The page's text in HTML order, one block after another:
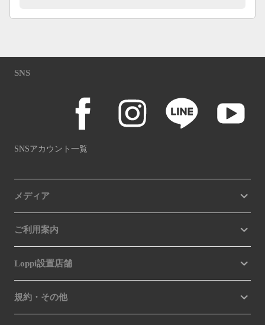
SNS
SNSアカウント一覧
メディア
ご利用案内
Loppi設置店舗
規約・その他